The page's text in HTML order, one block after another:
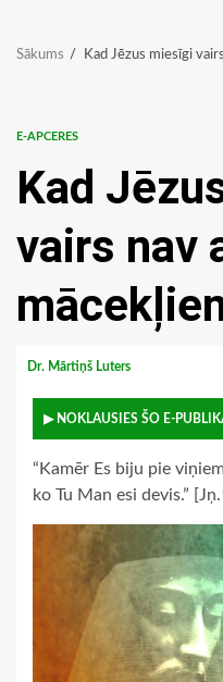
Sākums Kad Jēzus miesīgi
E-APCERES
Kad
vairs nav
Dr. Mārtiņš Luters
▶ NOKLAUSIES ŠO E-
“Kamēr Es biju pie
ko Tu Man esi devis.”